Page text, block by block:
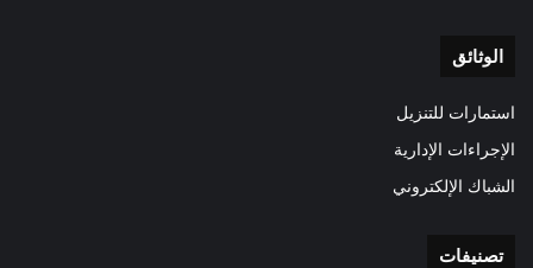
الوثائق
استمارات للتنزيل
الإجراءات الإدارية
الشباك الإلكتروني
تصنيفات